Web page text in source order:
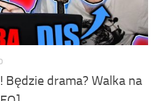
Będzie drama? Walka na